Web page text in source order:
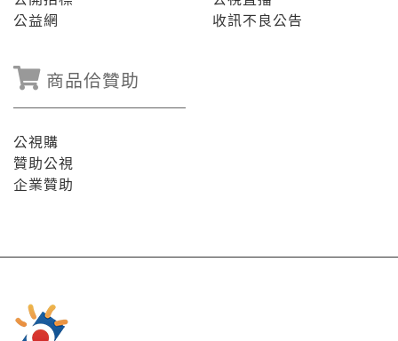
公益網
收訊不良公告
商品佮贊助
公視購
贊助公視
企業贊助